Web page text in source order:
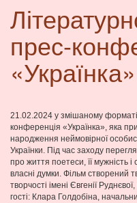
прес-
«Українка»
21.02.2024 у змішаному
конференція «Українка», яка
народження неймовірної
Українки. Під час заходу
про життя поетеси, її мужність
власні думки. Фільм створений
творчості імені Євгенії
гості: Клара Голдобіна,